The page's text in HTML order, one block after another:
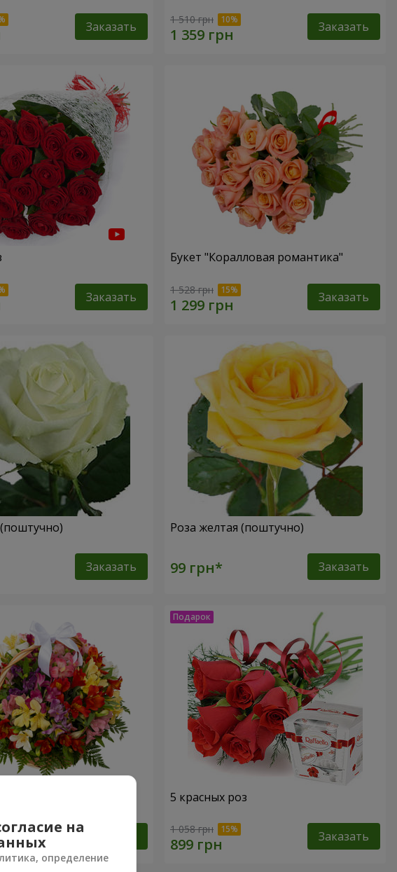
Заказать 1 510 грн Заказать
Заказать
Букет "Коралловая романтика"
1 528 грн Заказать
Заказать
Роза желтая (поштучно)
Заказать
"Акварель" 5 красных роз
1 058 грн Заказать
на
определение